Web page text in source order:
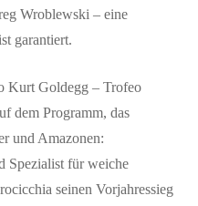
Wroblewski – eine
garantiert.
Kurt Goldegg – Trofeo
dem Programm, das
und Amazonen:
Spezialist für weiche
seinen Vorjahressieg